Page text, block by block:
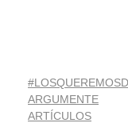
ARGUMENTE
ARTÍCULOS